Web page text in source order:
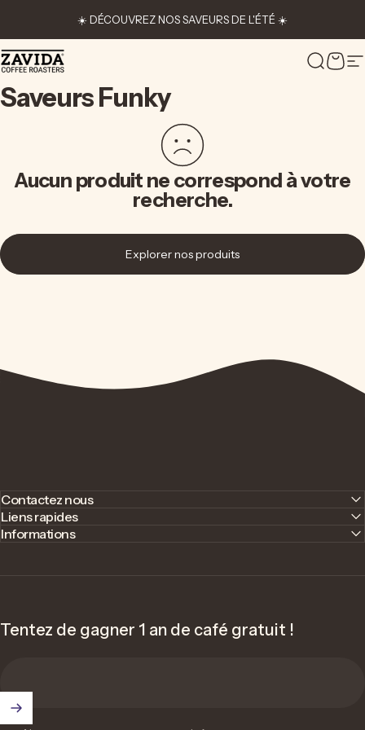
☀️ DÉCOUVREZ NOS SAVEURS DE L'ÉTÉ ☀️
Zavida Coffee
SaveursFunky
Aucun produit ne correspond à votre
recherche.
Explorer nos produits
Contactez nous
Liens rapides
Informations
Tentez de gagner 1 an de café gratuit !